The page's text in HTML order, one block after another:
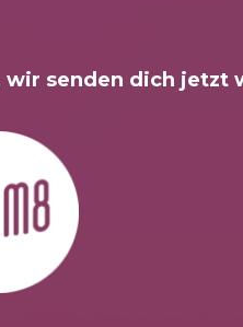
wir senden dich jetzt